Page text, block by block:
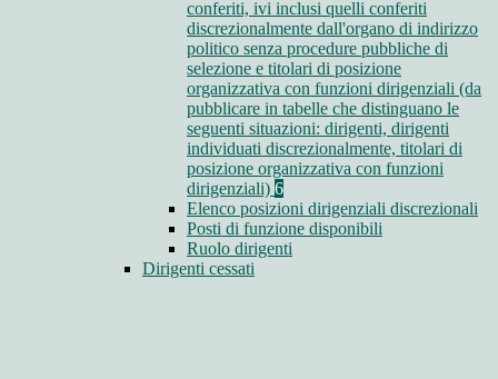
conferiti, ivi inclusi quelli conferiti
discrezionalmente dall'organo di indirizzo
politico senza procedure pubbliche di
selezione e titolari di posizione
organizzativa con funzioni dirigenziali (da
pubblicare in tabelle che distinguano le
seguenti situazioni: dirigenti, dirigenti
individuati discrezionalmente, titolari di
posizione organizzativa con funzioni
dirigenziali) 6
Elenco posizioni dirigenziali discrezionali
Posti di funzione disponibili
Ruolo dirigenti
Dirigenti cessati